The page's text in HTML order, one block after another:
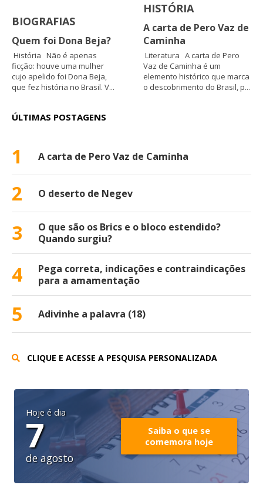
BIOGRAFIAS
Quem foi Dona Beja?
História Não é apenas
ficção: houve uma mulher
cujo apelido foi Dona Beja,
que fez história no Brasil. V...
HISTÓRIA
A carta de Pero Vaz de
Caminha
Literatura A carta de Pero
Vaz de Caminha é um
elemento histórico que marca
o descobrimento do Brasil, p...
ÚLTIMAS POSTAGENS
1 A carta de Pero Vaz de Caminha
2 O deserto de Negev
3
O que são os Brics e o bloco estendido?
Quando surgiu?
4
Pega correta, indicações e contraindicações
para a amamentação
5 Adivinhe a palavra (18)
CLIQUE E ACESSE A PESQUISA PERSONALIZADA
Hoje é dia
7
de agosto
Saiba o que se
comemora hoje